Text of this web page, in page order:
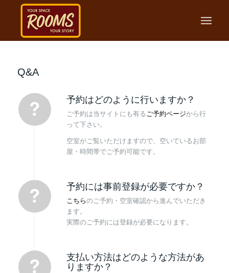
Q&A
予約はどのように行いますか？
ご予約は当サイトにも有るご予約ページから行
って下さい。
空室がご覧いただけますので、空いているお部
屋・時間帯でご予約可能です。
予約には事前登録が必要ですか？
こちらのご予約・空室確認から進んでいただき
ます。
実際のご予約には登録が必要になります。
支払い方法はどのような方法があ
りますか？